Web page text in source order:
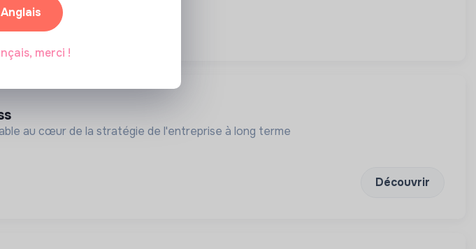
Public vulnérable
au cœur de la stratégie de l'entreprise à long terme
Découvrir
merci !